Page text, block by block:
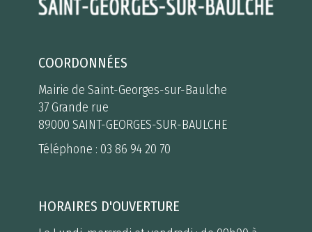
COORDONNÉES
Mairie de Saint-Georges-sur-Baulche
37 Grande rue
89000 SAINT-GEORGES-SUR-BAULCHE
Téléphone : 03 86 94 20 70
HORAIRES D'OUVERTURE